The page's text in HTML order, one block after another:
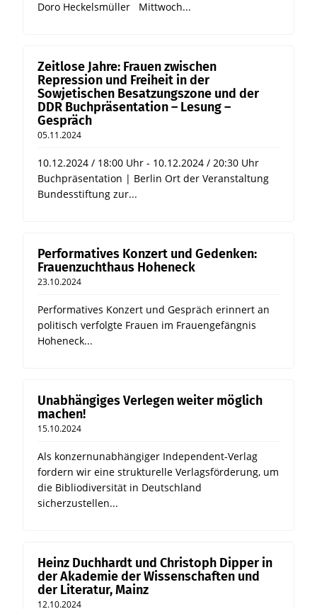
Doro Heckelsmüller Mittwoch...
Zeitlose Jahre: Frauen zwischen
Repression und Freiheit in der
Sowjetischen Besatzungszone und der
DDR Buchpräsentation – Lesung –
Gespräch
05.11.2024
10.12.2024 / 18:00 Uhr - 10.12.2024 / 20:30 Uhr
Buchpräsentation | Berlin Ort der Veranstaltung
Bundesstiftung zur...
Performatives Konzert und Gedenken:
Frauenzuchthaus Hoheneck
23.10.2024
Performatives Konzert und Gespräch erinnert an
politisch verfolgte Frauen im Frauengefängnis
Hoheneck...
Unabhängiges Verlegen weiter möglich
machen!
15.10.2024
Als konzernunabhängiger Independent-Verlag
fordern wir eine strukturelle Verlagsförderung, um
die Bibliodiversität in Deutschland
sicherzustellen...
Heinz Duchhardt und Christoph Dipper in
der Akademie der Wissenschaften und
der Literatur, Mainz
12.10.2024